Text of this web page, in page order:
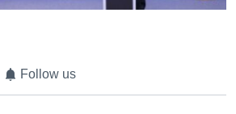
Follow us